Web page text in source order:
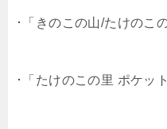
･「きのこの山/たけのこ
･「たけのこの里 ポケッ